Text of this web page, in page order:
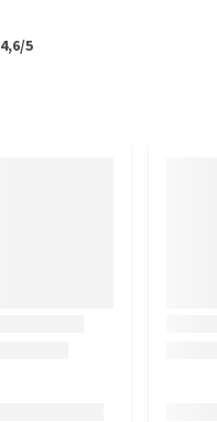
4,6/5